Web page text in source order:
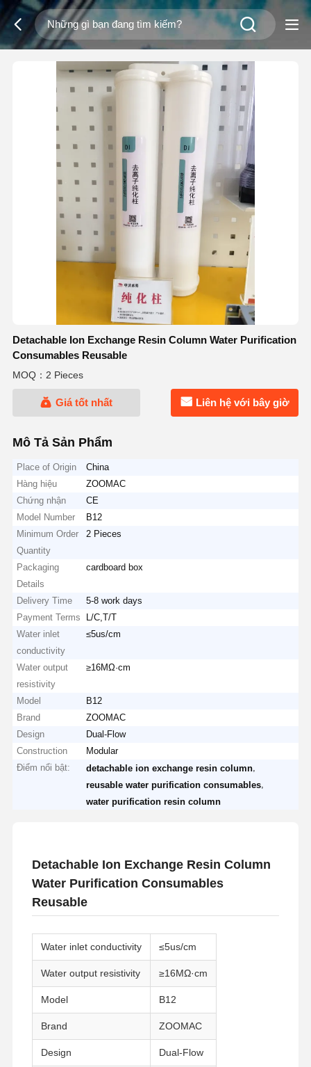
Detachable Ion Exchange Resin Column Water Purification
Consumables Reusable
MOQ：2 Pieces
Giá tốt nhất Liên hệ với bây giờ
Mô Tả Sản Phẩm
Place of Origin
China
Hàng hiệu
ZOOMAC
Chứng nhận
CE
Model Number
B12
Minimum Order
Quantity
2 Pieces
Packaging
Details
cardboard box
Delivery Time
5-8 work days
Payment Terms
L/C,T/T
Water inlet
conductivity
≤5us/cm
Water output
resistivity
≥16MΩ·cm
Model
B12
Brand
ZOOMAC
Design
Dual-Flow
Construction
Modular
Điểm nổi bật:
detachable ion exchange resin column
reusable water purification consumables
water purification resin column
Detachable Ion Exchange Resin Column
Water Purification Consumables
Reusable
Water inlet conductivity ≤5us/cm
Water output resistivity ≥16MΩ·cm
Model B12
Brand ZOOMAC
Design Dual-Flow